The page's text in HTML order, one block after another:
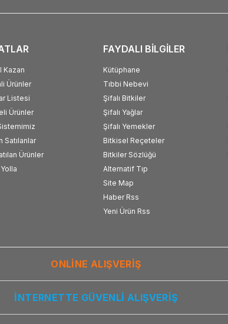
Kazan
Ürünler
Listesi
Ürünler
Satılanlar
Ürünler
FAYDALI BİLGİLER
Kütüphane
Tıbbi Nebevi
Şifalı Bitkiler
Şifalı Yağlar
Şifalı Yemekler
Bitkisel Reçeteler
Bitkiler Sözlüğü
Alternatif Tıp
Site Map
Haber Rss
Yeni Ürün Rss
ONLİNE ALIŞVERİŞ
İNTERNETTE GÜVENLİ ALIŞVERİŞ